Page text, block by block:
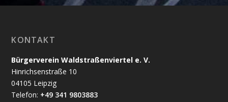
KONTAKT
Bürgerverein Waldstraßenviertel e. V.
Hinrichsenstraße 10
04105 Leipzig
Telefon: +49 341 9803883